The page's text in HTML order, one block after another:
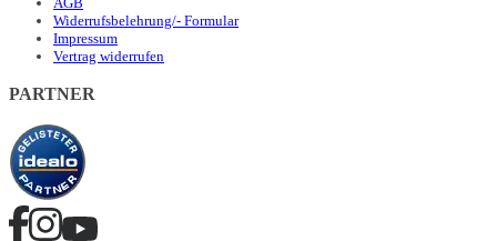
Widerrufsbelehrung/- Formular
Impressum
Vertrag widerrufen
PARTNER